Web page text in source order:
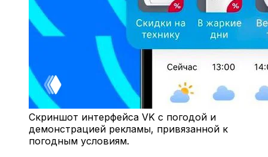
Скриншот интерфейса VK с погодой и
демонстрацией рекламы, привязанной к
погодным условиям.